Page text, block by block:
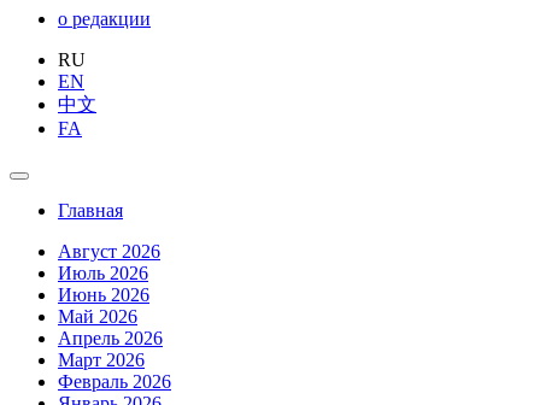
о редакции
RU
EN
中文
FA
Главная
Август 2026
Июль 2026
Июнь 2026
Май 2026
Апрель 2026
Март 2026
Февраль 2026